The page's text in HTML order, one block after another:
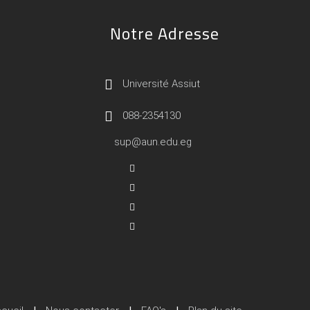
Notre Adresse
Université Assiut
088-2354130
sup@aun.edu.eg